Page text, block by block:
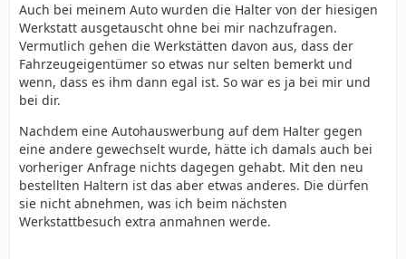
Auch bei meinem Auto wurden die Halter von der hiesigen
Werkstatt ausgetauscht ohne bei mir nachzufragen.
Vermutlich gehen die Werkstätten davon aus, dass der
Fahrzeugeigentümer so etwas nur selten bemerkt und
wenn, dass es ihm dann egal ist. So war es ja bei mir und
bei dir.
Nachdem eine Autohauswerbung auf dem Halter gegen
eine andere gewechselt wurde, hätte ich damals auch bei
vorheriger Anfrage nichts dagegen gehabt. Mit den neu
bestellten Haltern ist das aber etwas anderes. Die dürfen
sie nicht abnehmen, was ich beim nächsten
Werkstattbesuch extra anmahnen werde.